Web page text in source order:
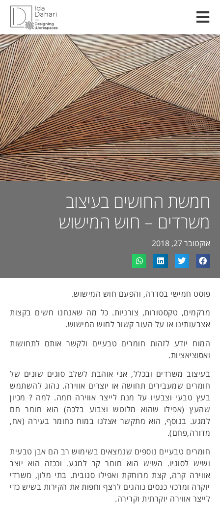
חמשת החושים בעיצוב
משרדים – חוש המישוש
אוקטובר 27, 2018
פוסט חמישי בסדרה, והפעם חוש המישוש.
מרקמים, טקסטורות, צורניות. כל מה שאנחנו חשים בקצות
אצבעותינו או על העור קשור לחוש המישוש.
המוח יודע לזהות חומרים טבעיים ולקשר אותם לתחושות
ואסוציאציות.
בעיצוב משרדים ובכלל, אני אוהבת לשלב סוגים שונים של
חומרים שמעבירים תחושה או יוצרים אווירה. נהוג להשתמש
בעץ טבעי וצבעיו על מנת לייצר אווירה חמה. למה ? מכיון
שהעץ (אפילו שהוא מלוטש וצבוע בלכה) הוא חומר חם
למגע. בנוסף, הוא מתקשר אצלנו במוח כחומר בעירה (אח,
מדורה,פחם).
חומרים טבעיים נוספים שנמצאים בשימוש רב הם אבן טבעית
ושיש לסוגיו. השיש הוא חומר קר למגע. וככזה הוא יוצר
אווירה קרה, קצת מרוחקת ואפילו סנובית. בתי מלון, משרדי
יוקרה ומרכזי כנסים נוהגים לרצף וחפות את הקירות בשיש כדי
לייצר אווירה יוקרתית וקרירה.